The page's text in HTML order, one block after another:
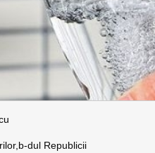
dul Republicii